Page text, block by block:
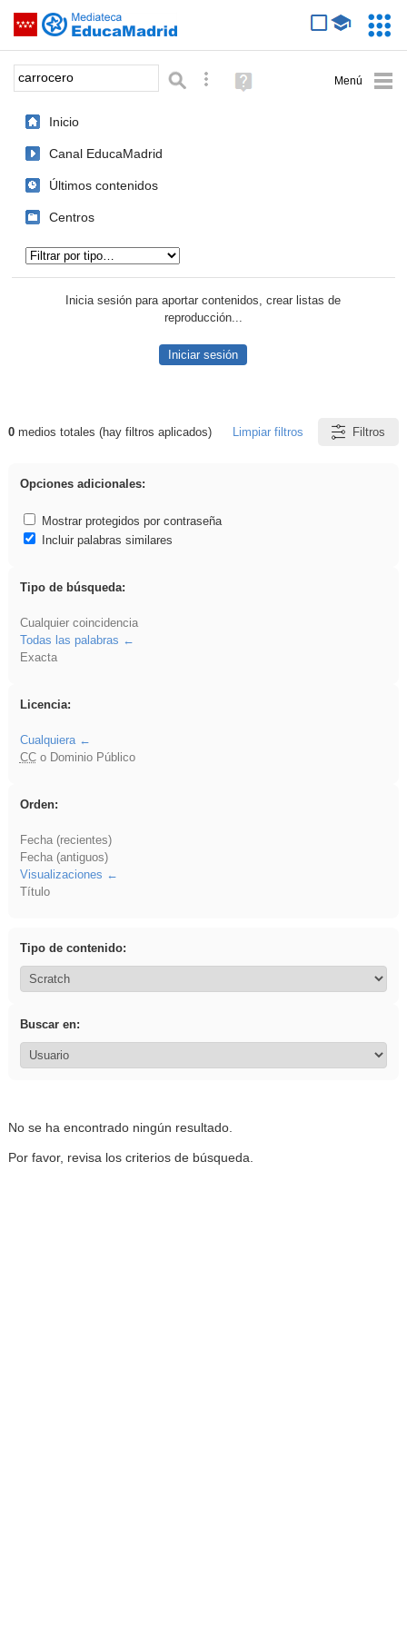
Saltar navegación
Palabra o frase: Búsqueda avanzada
Ayuda
(en
Inicio
Canal EducaMadrid
Últimos contenidos
Centros
Inicia sesión para aportar contenidos, crear listas de
reproducción...
Iniciar sesión
Resultados de: carrocero
0medios totales (hay filtros aplicados) Limpiar filtros Filtros
Opciones adicionales:
Mostrar protegidos por contraseña
Incluir palabras similares
Tipo de búsqueda:
Cualquier coincidencia
Todas las palabras
Exacta
Licencia:
Cualquiera
CCo Dominio Público
Orden:
Fecha (recientes)
Fecha (antiguos)
Visualizaciones
Título
Tipo de contenido:
Buscar en:
No se ha encontrado ningún resultado.
Por favor, revisa los criterios de búsqueda.